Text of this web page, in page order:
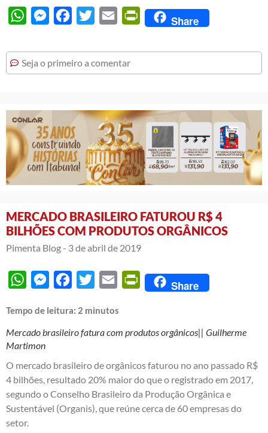
WhatsAppMessengerFacebook
Twitter Email PrintFriendly
Share
Seja o primeiro a comentar
MERCADO BRASILEIRO FATUROU R$ 4
BILHÕES COM PRODUTOS ORGÂNICOS
Pimenta Blog - 3 de abril de 2019
WhatsAppMessengerFacebook
Twitter Email PrintFriendly
Share
Tempo de leitura: 2 minutos
Mercado brasileiro fatura com produtos orgânicos|| Guilherme
Martimon
O mercado brasileiro de orgânicos faturou no ano passado R$
4 bilhões, resultado 20% maior do que o registrado em 2017,
segundo o Conselho Brasileiro da Produção Orgânica e
Sustentável (Organis), que reúne cerca de 60 empresas do
setor.